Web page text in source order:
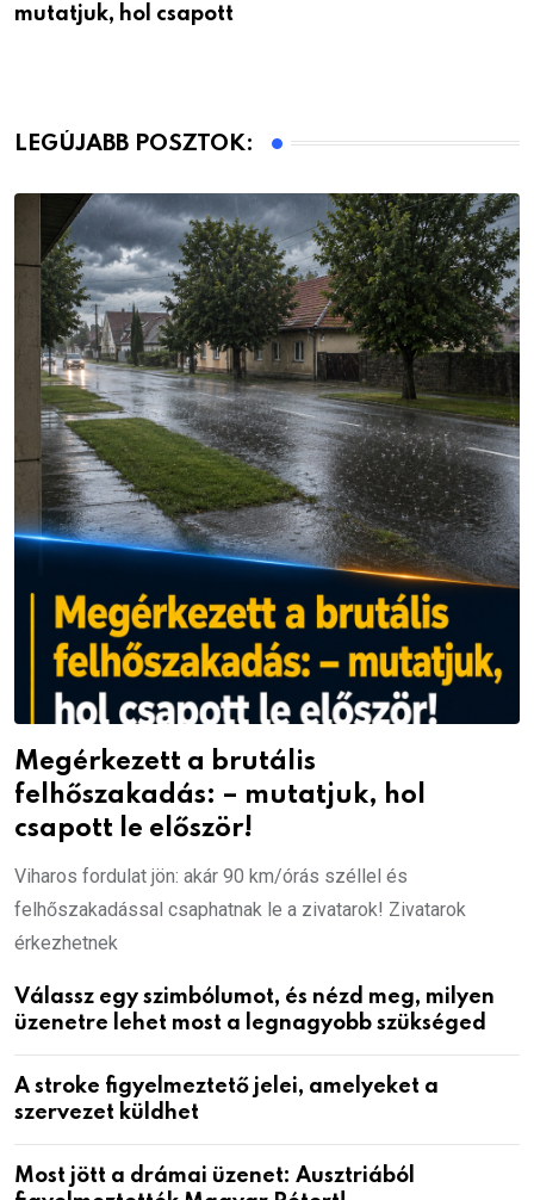
mutatjuk, hol csapott
LEGÚJABB POSZTOK:
Megérkezett a brutális
felhőszakadás: – mutatjuk, hol
csapott le először!
Viharos fordulat jön: akár 90 km/órás széllel és
felhőszakadással csaphatnak le a zivatarok! Zivatarok
érkezhetnek
Válassz egy szimbólumot, és nézd meg, milyen
üzenetre lehet most a legnagyobb szükséged
A stroke figyelmeztető jelei, amelyeket a
szervezet küldhet
Most jött a drámai üzenet: Ausztriából